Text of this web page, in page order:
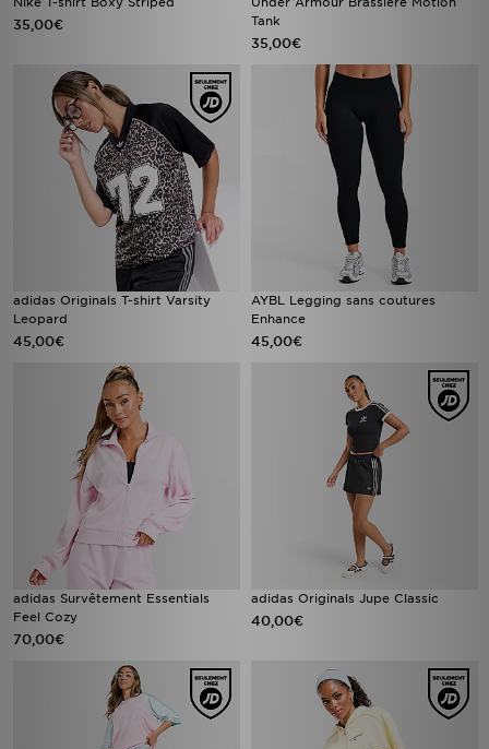
35,00€
Tank
35,00€
adidas Originals T-shirt Varsity
Leopard
45,00€
AYBL Legging sans coutures
Enhance
45,00€
adidas Survêtement Essentials
Feel Cozy
70,00€
adidas Originals Jupe Classic
40,00€